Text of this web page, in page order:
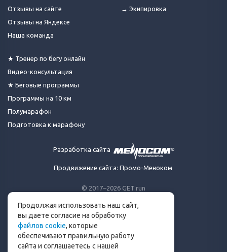
© 2017–2026 GET.run
Сделано с ❤ бегунами
для бегунов
Телеграм-канал Get.run
Беговой чат в Телеграм
Отзывы на сайте
Отзывы на Яндексе
Наша команда
★ Тренер по бегу онлайн
Видео-консультация
★ Беговые программы
Программы на 10 км
Полумарафон
Подготовка к марафону
→ Экипировка
Разработка сайта
Продвижение сайта: Промо-Меноком
Продолжая использовать наш сайт,
вы даете согласие на обработку
файлов cookie, которые
обеспечивают правильную работу
сайта и соглашаетесь с нашей